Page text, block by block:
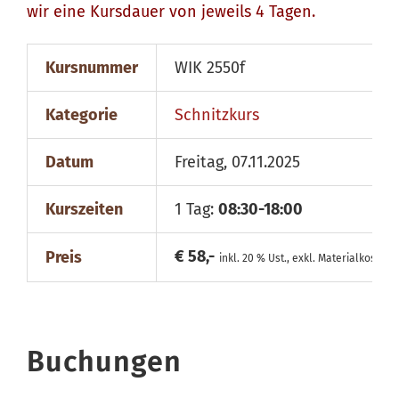
wir eine Kursdauer von jeweils 4 Tagen.
Kursnummer WIK 2550f
Kategorie Schnitzkurs
Datum Freitag, 07.11.2025
Kurszeiten 1 Tag: 08:30-18:00
Preis € 58,- inkl. 20 % Ust., exkl. Materialkosten
Buchungen